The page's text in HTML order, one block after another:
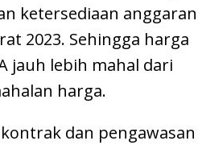
ketersediaan anggaran
2023. Sehingga harga
jauh lebih mahal dari
harga.
dan pengawasan